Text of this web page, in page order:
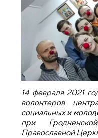
14 февраля 2021
волонтеров
социальных и
при
Православной